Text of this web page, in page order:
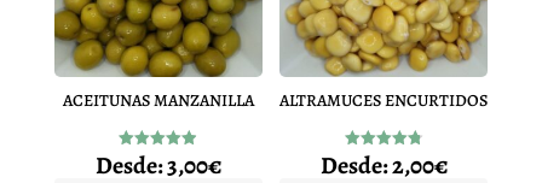
ACEITUNAS MANZANILLA
Valorado
con
Desde:3,00€
ALTRAMUCES ENCURTIDOS
Valorado
con
Desde:2,00€